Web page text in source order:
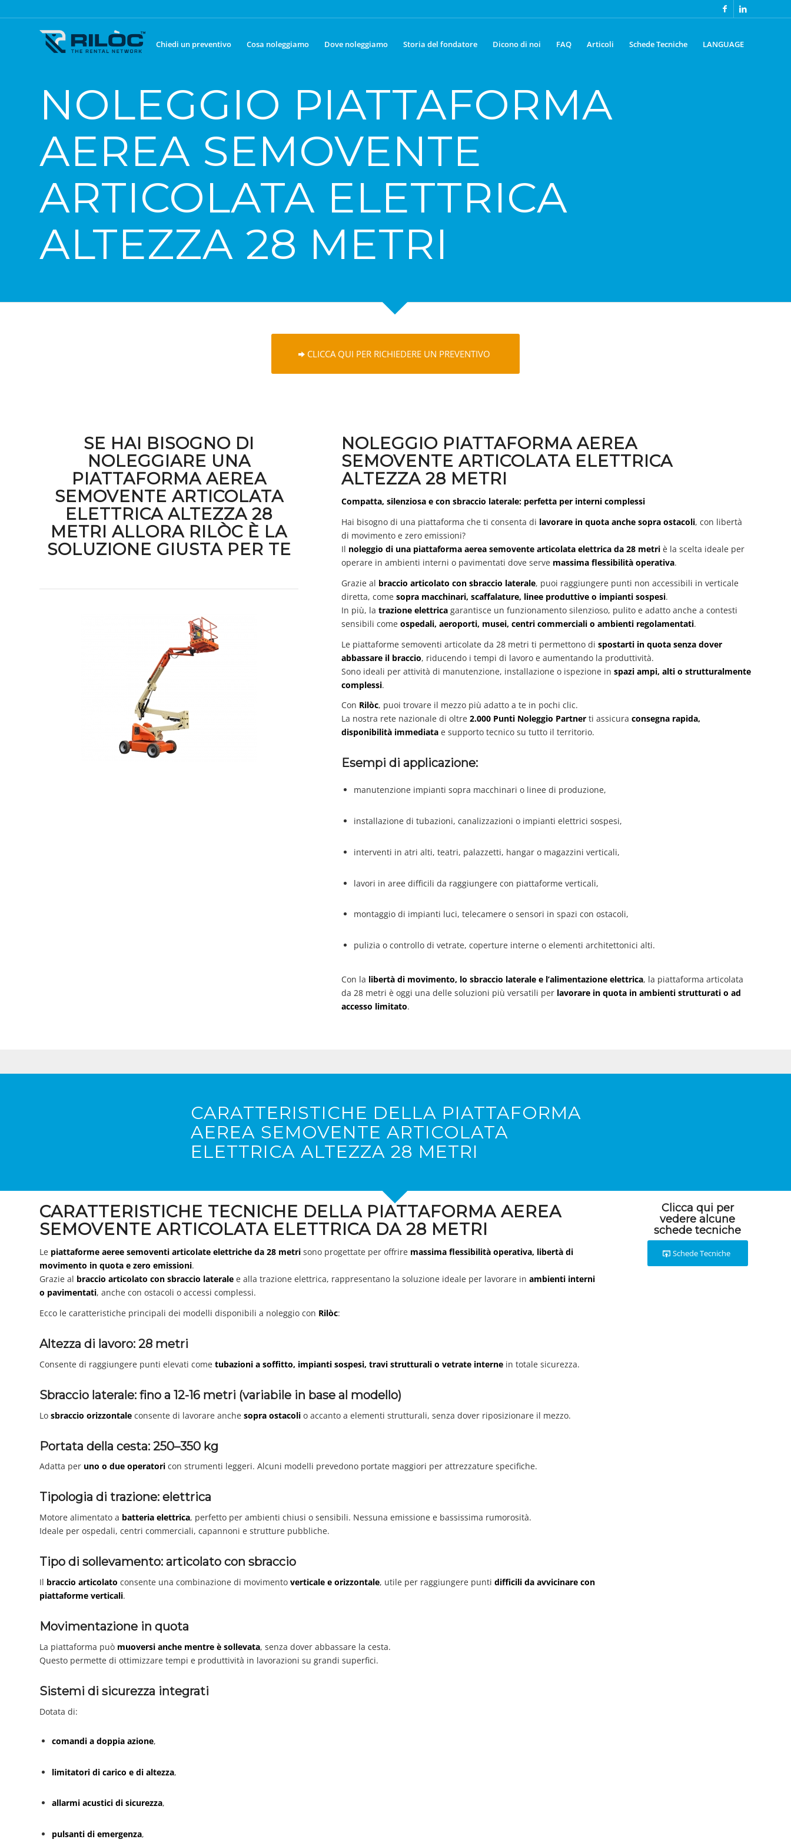
Chiedi un preventivo Cosa noleggiamo Dove noleggiamo Storia del fondatore Dicono di noi FAQ Articoli Schede Tecniche LANGUAGE
NOLEGGIO PIATTAFORMA
AEREA SEMOVENTE
ARTICOLATA ELETTRICA
ALTEZZA 28 METRI
CLICCA QUI PER RICHIEDERE UN PREVENTIVO
SE HAI BISOGNO DI
NOLEGGIARE UNA
PIATTAFORMA AEREA
SEMOVENTE ARTICOLATA
ELETTRICA ALTEZZA 28
METRI ALLORA RILÒC È LA
SOLUZIONE GIUSTA PER TE
NOLEGGIO PIATTAFORMA AEREA
SEMOVENTE ARTICOLATA ELETTRICA
ALTEZZA 28 METRI
Compatta, silenziosa e con sbraccio laterale: perfetta per interni complessi
Hai bisogno di una piattaforma che ti consenta di lavorare in quota anche sopra ostacoli, con libertà
di movimento e zero emissioni?
Il noleggio di una piattaforma aerea semovente articolata elettrica da 28 metri è la scelta ideale per
operare in ambienti interni o pavimentati dove serve massima flessibilità operativa.
Grazie al braccio articolato con sbraccio laterale, puoi raggiungere punti non accessibili in verticale
diretta, comesopra macchinari, scaffalature, linee produttive o impianti sospesi.
In più, latrazione elettrica garantisce un funzionamento silenzioso, pulito e adatto anche a contesti
sensibili comeospedali, aeroporti, musei, centri commerciali o ambienti regolamentati.
Le piattaforme semoventi articolate da 28 metri ti permettono dispostarti in quota senza dover
abbassare il braccio, riducendo i tempi di lavoro e aumentando la produttività.
Sono ideali per attività di manutenzione, installazione o ispezione inspazi ampi, alti o strutturalmente
complessi.
Con Rilòc, puoi trovare il mezzo più adatto a te in pochi clic.
La nostra rete nazionale di oltre2.000 Punti Noleggio Partner ti assicuraconsegna rapida,
disponibilità immediata e supporto tecnico su tutto il territorio.
Esempi di applicazione:
manutenzione impianti sopra macchinari o linee di produzione,
installazione di tubazioni, canalizzazioni o impianti elettrici sospesi,
interventi in atri alti, teatri, palazzetti, hangar o magazzini verticali,
lavori in aree difficili da raggiungere con piattaforme verticali,
montaggio di impianti luci, telecamere o sensori in spazi con ostacoli,
pulizia o controllo di vetrate, coperture interne o elementi architettonici alti.
Con la libertà di movimento, lo sbraccio laterale e l’alimentazione elettrica, la piattaforma articolata
da 28 metri è oggi una delle soluzioni più versatili per lavorare in quota in ambienti strutturati o ad
accesso limitato.
CARATTERISTICHE DELLA PIATTAFORMA
AEREA SEMOVENTE ARTICOLATA
ELETTRICA ALTEZZA 28 METRI
CARATTERISTICHE TECNICHE DELLA PIATTAFORMA AEREA
SEMOVENTE ARTICOLATA ELETTRICA DA 28 METRI
Le piattaforme aeree semoventi articolate elettriche da 28 metri sono progettate per offrire massima flessibilità operativa, libertà di
movimento in quota e zero emissioni.
Grazie al braccio articolato con sbraccio laterale e alla trazione elettrica, rappresentano la soluzione ideale per lavorare in ambienti interni
o pavimentati, anche con ostacoli o accessi complessi.
Ecco le caratteristiche principali dei modelli disponibili a noleggio con Rilòc:
Altezza di lavoro: 28 metri
Consente di raggiungere punti elevati come tubazioni a soffitto, impianti sospesi, travi strutturali o vetrate interne in totale sicurezza.
Sbraccio laterale: fino a 12-16 metri (variabile in base al modello)
Lo sbraccio orizzontale consente di lavorare anche sopra ostacoli o accanto a elementi strutturali, senza dover riposizionare il mezzo.
Portata della cesta: 250–350 kg
Adatta per uno o due operatori con strumenti leggeri. Alcuni modelli prevedono portate maggiori per attrezzature specifiche.
Tipologia di trazione: elettrica
Motore alimentato a batteria elettrica, perfetto per ambienti chiusi o sensibili. Nessuna emissione e bassissima rumorosità.
Ideale per ospedali, centri commerciali, capannoni e strutture pubbliche.
Tipo di sollevamento: articolato con sbraccio
Il braccio articolato consente una combinazione di movimento verticale e orizzontale, utile per raggiungere punti difficili da avvicinare con
piattaforme verticali.
Movimentazione in quota
La piattaforma può muoversi anche mentre è sollevata, senza dover abbassare la cesta.
Questo permette di ottimizzare tempi e produttività in lavorazioni su grandi superfici.
Sistemi di sicurezza integrati
Dotata di:
comandi a doppia azione,
limitatori di carico e di altezza,
allarmi acustici di sicurezza,
pulsanti di emergenza,
Clicca qui per
vedere alcune
schede tecniche
Schede Tecniche